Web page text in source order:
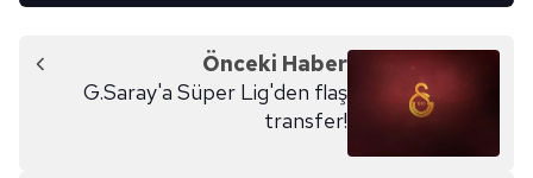
Önceki Haber
G.Saray'a Süper Lig'den flaş
transfer!